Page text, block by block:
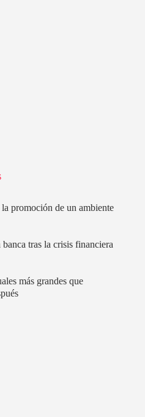
promoción de un ambiente
tras la crisis financiera
más grandes que